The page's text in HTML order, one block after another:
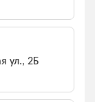
ул., 2Б